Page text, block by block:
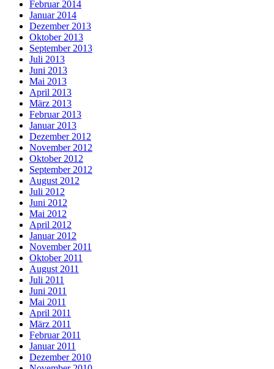
Februar 2014
Januar 2014
Dezember 2013
Oktober 2013
September 2013
Juli 2013
Juni 2013
Mai 2013
April 2013
März 2013
Februar 2013
Januar 2013
Dezember 2012
November 2012
Oktober 2012
September 2012
August 2012
Juli 2012
Juni 2012
Mai 2012
April 2012
Januar 2012
November 2011
Oktober 2011
August 2011
Juli 2011
Juni 2011
Mai 2011
April 2011
März 2011
Februar 2011
Januar 2011
Dezember 2010